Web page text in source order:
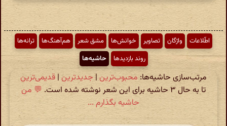
اطّلاعات واژگان تصاویر خوانش‌ها مشق شعر هم‌آهنگ‌ها
ترانه‌ها
روند بازدیدها
حاشیه‌ها
مرتب‌سازی حاشیه‌ها: محبوب‌ترین | جدیدترین | قدیمی‌ترین
تا به حال ۳ حاشیه برای این شعر نوشته شده است.
💬 من
حاشیه بگذارم ...